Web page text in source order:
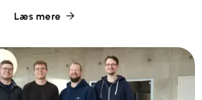
Læs mere 